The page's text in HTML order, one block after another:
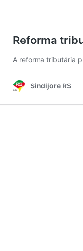
Reforma
A reforma tributária
Sindijore RS